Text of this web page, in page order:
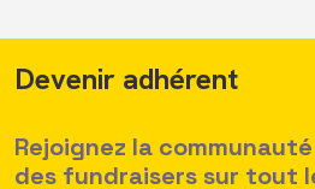
Devenir adhérent
Rejoignez la
des fundraisers sur tout